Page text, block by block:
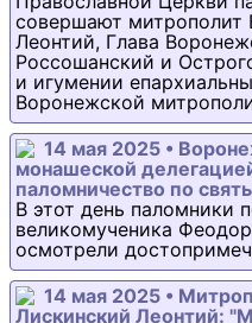
совершают митрополит
Леонтий, Глава
Россошанский и
и игумении
Воронежской
14 мая 2025 •
монашеской
паломничество по
В этот день паломники
великомученика
осмотрели
14 мая 2025 •
Лискинский Леонтий: